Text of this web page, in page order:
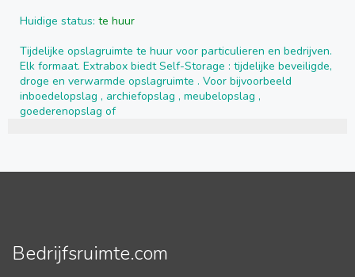
Huidige status: te huur
Tijdelijke opslagruimte te huur voor particulieren en bedrijven.
Elk formaat. Extrabox biedt Self-Storage : tijdelijke beveiligde,
droge en verwarmde opslagruimte . Voor bijvoorbeeld
inboedelopslag , archiefopslag , meubelopslag ,
goederenopslag of
Bedrijfsruimte.com